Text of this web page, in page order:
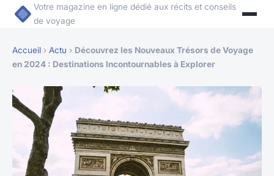
Votre magazine en ligne dédié aux récits et conseils
de voyage
Accueil › Actu › Découvrez les Nouveaux Trésors de Voyage
en 2024 : Destinations Incontournables à Explorer